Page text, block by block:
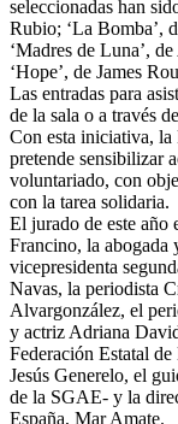
seleccionadas han
Rubio; ‘La Bomba’,
‘Madres de Luna’,
‘Hope’, de James
Las entradas para
de la sala o a través de
Con esta iniciativa, la
pretende sensibilizar
voluntariado, con
con la tarea solidaria.
El jurado de este año
Francino, la abogada
vicepresidenta
Navas, la periodista
Alvargonzález, el
y actriz Adriana
Federación Estatal
Jesús Generelo, el
de la SGAE- y la
España, Mar Amate.